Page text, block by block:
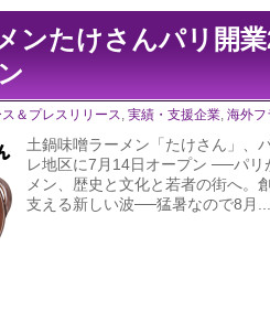
ンたけさんパリ開
＆プレスリリース, 実績・支援企業, 海外フ
土鍋味噌ラーメン「たけさん」、
レ地区に7月14日オープン ──パリ
メン、歴史と文化と若者の街へ。
支える新しい波──猛暑なので8月...